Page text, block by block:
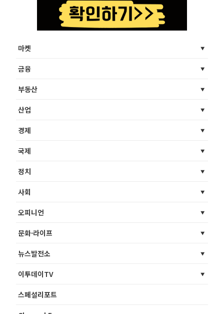
마켓
금융
부동산
산업
경제
국제
정치
사회
오피니언
문화·라이프
뉴스발전소
이투데이TV
스페셜리포트